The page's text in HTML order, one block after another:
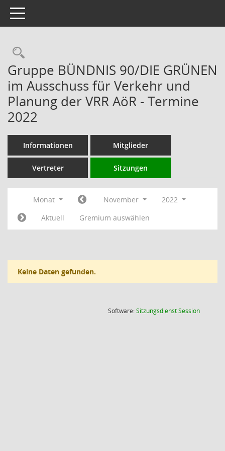
Toggle navigation
Rechercheauswahl
Gruppe BÜNDNIS 90/DIE GRÜNEN
im Ausschuss für Verkehr und
Planung der VRR AöR - Termine
2022
Informationen Mitglieder
Vertreter Sitzungen
Monat November
2022
Aktuell
Gremium auswählen
Keine Daten gefunden.
Software:SitzungsdienstSession(Wird in